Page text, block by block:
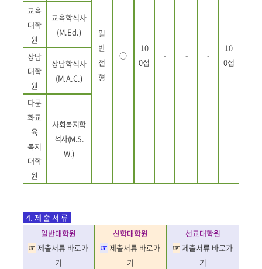
일
반
전
형
○
10
0점
- - -
10
0점
교육
대학
원
교육학석사
(M.Ed.)
상담
대학
원
상담학석사
(M.A.C.)
다문
화교
육
복지
대학
원
사회복지학
석사(M.S.
W.)
4.제 출 서 류
일반대학원
☞ 제출서류 바로가
기
신학대학원
☞ 제출서류 바로가
기
선교대학원
☞ 제출서류 바로가
기